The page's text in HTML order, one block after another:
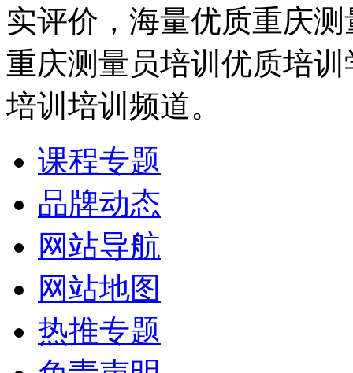
实评价，海量优质重庆
重庆测量员培训优质培
培训培训频道。
课程专题
品牌动态
网站导航
网站地图
热推专题